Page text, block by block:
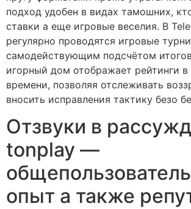
подход удобен в видах тамошних,
ставки а еще игровые веселия. В
регулярно проводятся игровые
самодействующим подсчётом
игорный дом отображает рейтинги в
времени, позволяя отслеживать
вносить исправления тактику безо
Отзвуки в
tonplay —
опыт а также